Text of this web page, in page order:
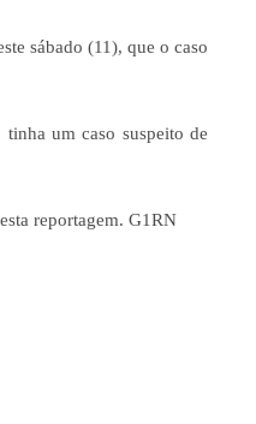
sábado (11), que o caso
um caso suspeito de
reportagem. G1RN